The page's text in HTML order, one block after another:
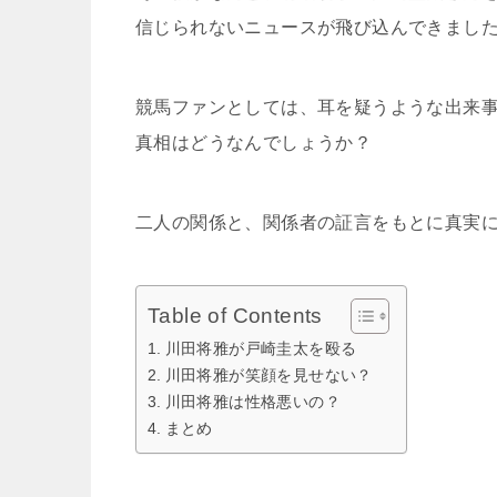
信じられないニュースが飛び込んできました
競馬ファンとしては、耳を疑うような出来事
真相はどうなんでしょうか？
二人の関係と、関係者の証言をもとに真実
Table of Contents
川田将雅が戸崎圭太を殴る
川田将雅が笑顔を見せない？
川田将雅は性格悪いの？
まとめ